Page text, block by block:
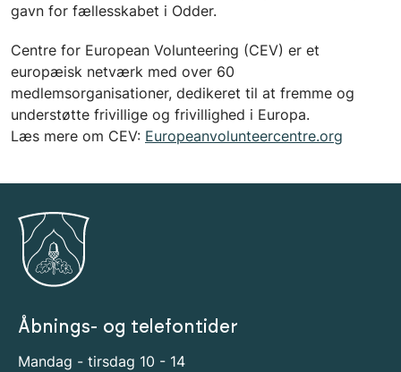
gavn for fællesskabet i Odder.
Centre for European Volunteering (CEV) er et
europæisk netværk med over 60
medlemsorganisationer, dedikeret til at fremme og
understøtte frivillige og frivillighed i Europa.
Læs mere om CEV: Europeanvolunteercentre.org
Åbnings- og telefontider
Mandag - tirsdag 10 - 14